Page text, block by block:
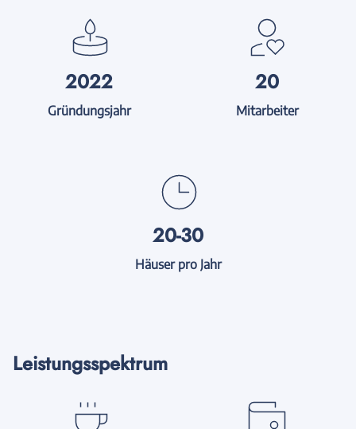
2022
Gründungsjahr
20
Mitarbeiter
20-30
Häuser pro Jahr
Leistungsspektrum